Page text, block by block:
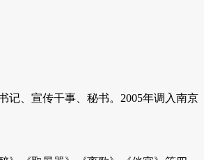
、宣传干事、秘书。2005年调入南京